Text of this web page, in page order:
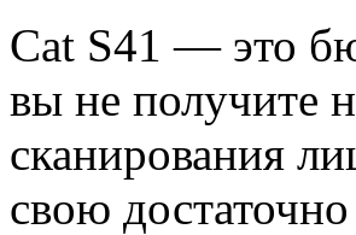
Cat S41 — это
вы не получите
сканирования
свою